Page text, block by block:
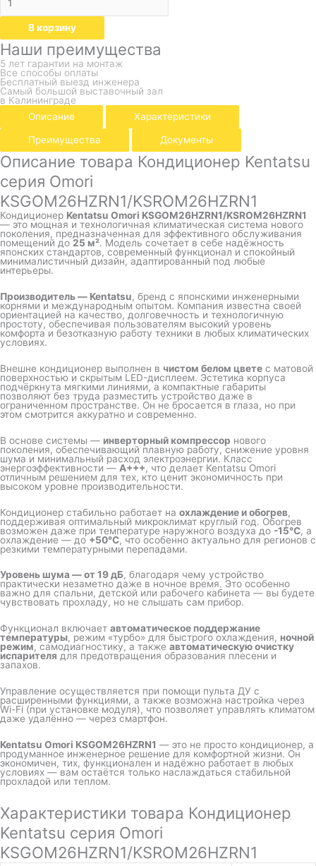
В корзину
Наши преимущества
5 лет гарантии на монтаж
Все способы оплаты
Бесплатный выезд инженера
Самый большой выставочный зал
в Калининграде
Описание
Характеристики
Преимущества Документы
Описание товара Кондиционер Kentatsu
серия Omori
KSGOM26HZRN1/KSROM26HZRN1
Кондиционер Kentatsu Omori KSGOM26HZRN1/KSROM26HZRN1
— это мощная и технологичная климатическая система нового
поколения, предназначенная для эффективного обслуживания
помещений до 25 м². Модель сочетает в себе надёжность
японских стандартов, современный функционал и спокойный
минималистичный дизайн, адаптированный под любые
интерьеры.
Производитель — Kentatsu, бренд с японскими инженерными
корнями и международным опытом. Компания известна своей
ориентацией на качество, долговечность и технологичную
простоту, обеспечивая пользователям высокий уровень
комфорта и безотказную работу техники в любых климатических
условиях.
Внешне кондиционер выполнен в чистом белом цвете с матовой
поверхностью и скрытым LED-дисплеем. Эстетика корпуса
подчёркнута мягкими линиями, а компактные габариты
позволяют без труда разместить устройство даже в
ограниченном пространстве. Он не бросается в глаза, но при
этом смотрится аккуратно и современно.
В основе системы — инверторный компрессор нового
поколения, обеспечивающий плавную работу, снижение уровня
шума и минимальный расход электроэнергии. Класс
энергоэффективности — A+++, что делает Kentatsu Omori
отличным решением для тех, кто ценит экономичность при
высоком уровне производительности.
Кондиционер стабильно работает на охлаждение и обогрев,
поддерживая оптимальный микроклимат круглый год. Обогрев
возможен даже при температуре наружного воздуха до -15°C, а
охлаждение — до +50°C, что особенно актуально для регионов с
резкими температурными перепадами.
Уровень шума — от 19 дБ, благодаря чему устройство
практически незаметно даже в ночное время. Это особенно
важно для спальни, детской или рабочего кабинета — вы будете
чувствовать прохладу, но не слышать сам прибор.
Функционал включает автоматическое поддержание
температуры, режим «турбо» для быстрого охлаждения, ночной
режим, самодиагностику, а также автоматическую очистку
испарителя для предотвращения образования плесени и
запахов.
Управление осуществляется при помощи пульта ДУ с
расширенными функциями, а также возможна настройка через
Wi-Fi (при установке модуля), что позволяет управлять климатом
даже удалённо — через смартфон.
Kentatsu Omori KSGOM26HZRN1 — это не просто кондиционер, а
продуманное инженерное решение для комфортной жизни. Он
экономичен, тих, функционален и надёжно работает в любых
условиях — вам остаётся только наслаждаться стабильной
прохладой или теплом.
Характеристики товара Кондиционер
Kentatsu серия Omori
KSGOM26HZRN1/KSROM26HZRN1